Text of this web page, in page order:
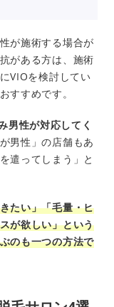
が施術する場合が
がある方は、施術
VIOを検討してい
すすめです。
男性が対応してく
男性」の店舗もあ
遣ってしまう」と
たい」「毛量・ヒ
が欲しい」という
のも一つの方法で